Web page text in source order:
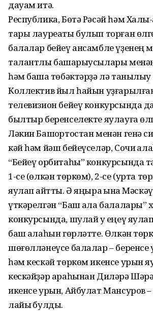
дауам итә.
Республика, Бөтә Рәсәй һәм
тары лауреаты булып торған
балалар бейеү ансамбле үҙенең
талантлы башҡарыусылары
һәм башҡа төбәктәрҙә лә танылыу
Коллектив йыл һайын уҙғарылған
телевизион бейеү конкурсында
былтыр беренселекте яулауға
Ләкин Башҡортостан менән генә
кәй һәм йәш бейеүселәр, Сочи
“Бейеү орбитаһы” конкурсында
1-се (өлкән төркөм), 2-се (урта
яулап ҡайтты. Ә яңыраҡ ҡына
үткәрелгән “Баш ҡала балалары”
конкурсында, шулай уҡ еңеү
баш ҡалаһын гөрләтте. Өлкән
шөғөлләнеүсе балалар – беренсе
һәм кескәй төркөм икенсе урын
кескәйҙәр араһынан Диләрә
икенсе урын, Айбулат Мансуров
лайыҡ булды.